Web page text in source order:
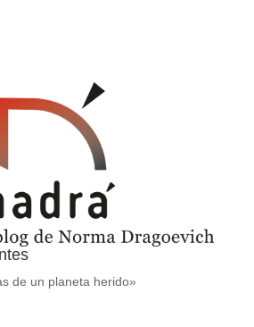
de un planeta herido»